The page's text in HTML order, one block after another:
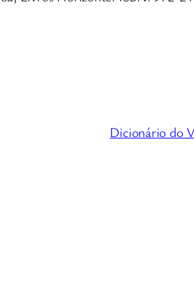
Dicionário do